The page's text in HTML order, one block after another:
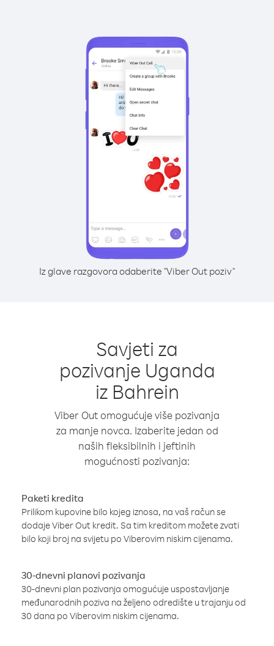
Iz glave razgovora odaberite "Viber Out poziv"
Savjeti za
pozivanje Uganda
iz Bahrein
Viber Out omogućuje više pozivanja
za manje novca. Izaberite jedan od
naših fleksibilnih i jeftinih
mogućnosti pozivanja:
Paketi kredita
Prilikom kupovine bilo kojeg iznosa, na vaš račun se
dodaje Viber Out kredit. Sa tim kreditom možete zvati
bilo koji broj na svijetu po Viberovim niskim cijenama.
30-dnevni planovi pozivanja
30-dnevni plan pozivanja omogućuje uspostavljanje
međunarodnih poziva na željeno odredište u trajanju od
30 dana po Viberovim niskim cijenama.